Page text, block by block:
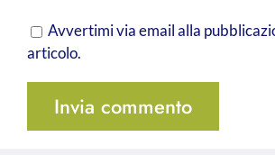
Avvertimi via email alla
articolo.